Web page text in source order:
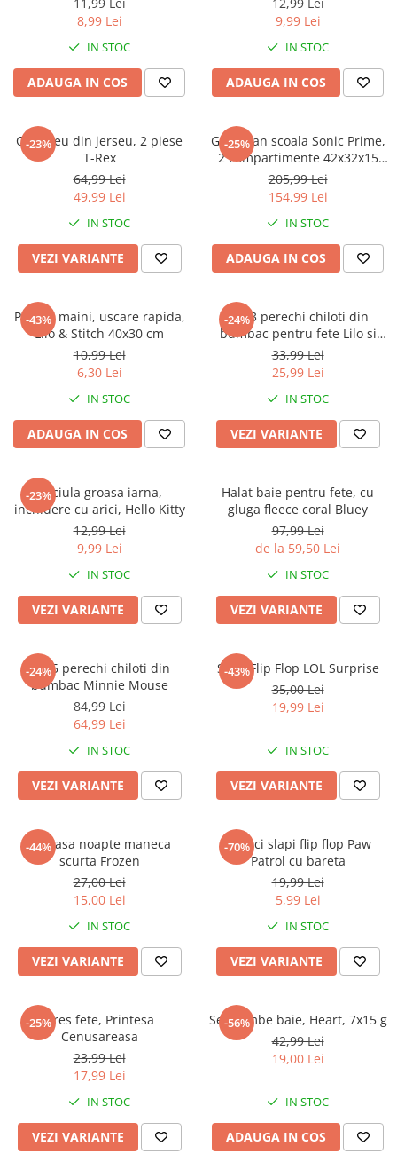
Wonder Woman
The Grinch
FLAMINGO
Incaltaminte fete
Pantofi fete
Pantofi sport fete
Sandale fete
8,99 Lei
IN STOC
ADAUGA IN COS
9,99 Lei
IN STOC
ADAUGA IN COS
-23%
Compleu din jerseu, 2 piese
T-Rex
64,99 Lei
49,99 Lei
IN STOC
VEZI VARIANTE
-25%
Ghiozdan scoala Sonic Prime,
2 compartimente 42x32x15
cm
205,99 Lei
154,99 Lei
IN STOC
ADAUGA IN COS
-43%
Prosop maini, uscare rapida,
Lilo & Stitch 40x30 cm
10,99 Lei
6,30 Lei
IN STOC
ADAUGA IN COS
-24%
Set 3 perechi chiloti din
bumbac pentru fete Lilo si
Stitch
33,99 Lei
25,99 Lei
IN STOC
VEZI VARIANTE
-23%Caciula groasa iarna,
inchidere cu arici, Hello Kitty
12,99 Lei
9,99 Lei
IN STOC
VEZI VARIANTE
Halat baie pentru fete, cu
gluga fleece coral Bluey
97,99 Lei
de la 59,50 Lei
IN STOC
VEZI VARIANTE
-24%
Set 5 perechi chiloti din
bumbac Minnie Mouse
84,99 Lei
64,99 Lei
IN STOC
VEZI VARIANTE
-43%
Slapi Flip Flop LOL Surprise
35,00 Lei
19,99 Lei
IN STOC
VEZI VARIANTE
-44%
Camasa noapte maneca
scurta Frozen
27,00 Lei
15,00 Lei
IN STOC
VEZI VARIANTE
-70%
Papuci slapi flip flop Paw
Patrol cu bareta
19,99 Lei
5,99 Lei
IN STOC
VEZI VARIANTE
-25%Dres fete, Printesa
Cenusareasa
23,99 Lei
17,99 Lei
IN STOC
VEZI VARIANTE
-56%
Set bombe baie, Heart, 7x15 g
42,99 Lei
19,00 Lei
IN STOC
ADAUGA IN COS